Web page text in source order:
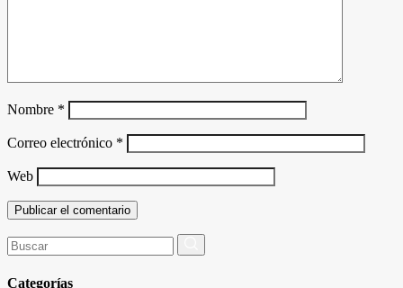
Nombre *
Correo electrónico *
Web
Buscar
por:
Categorías